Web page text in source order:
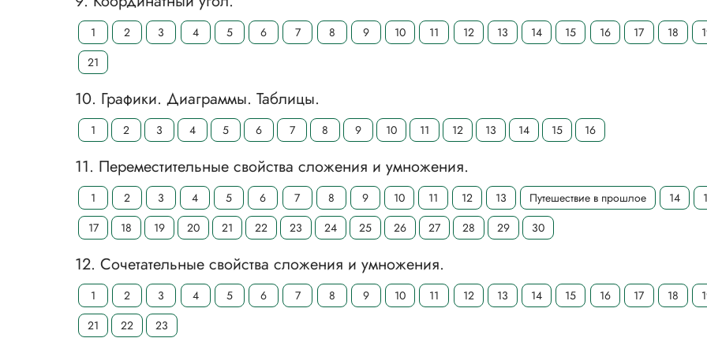
1 2 3 4 5 6 7 8 9 10 11 12 13 14 15 16 17 18
21
10. Графики. Диаграммы. Таблицы.
1 2 3 4 5 6 7 8 9 10 11 12 13 14 15 16
11. Переместительные свойства сложения и умножения.
1 2 3 4 5 6 7 8 9 10 11 12 13 Путешествие в прошлое 14
17
18 19 20 21 22 23 24 25 26 27 28 29 30
12. Сочетательные свойства сложения и умножения.
1 2 3 4 5 6 7 8 9 10 11 12 13 14 15 16 17 18
21
22 23